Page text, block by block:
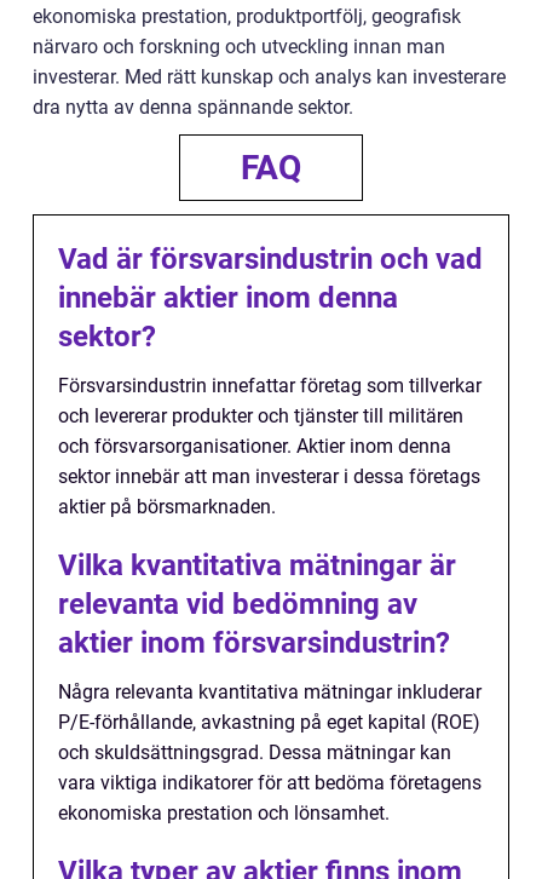
ekonomiska prestation, produktportfölj, geografisk
närvaro och forskning och utveckling innan man
investerar. Med rätt kunskap och analys kan investerare
dra nytta av denna spännande sektor.
FAQ
Vad är försvarsindustrin och vad
innebär aktier inom denna
sektor?
Försvarsindustrin innefattar företag som tillverkar
och levererar produkter och tjänster till militären
och försvarsorganisationer. Aktier inom denna
sektor innebär att man investerar i dessa företags
aktier på börsmarknaden.
Vilka kvantitativa mätningar är
relevanta vid bedömning av
aktier inom försvarsindustrin?
Några relevanta kvantitativa mätningar inkluderar
P/E-förhållande, avkastning på eget kapital (ROE)
och skuldsättningsgrad. Dessa mätningar kan
vara viktiga indikatorer för att bedöma företagens
ekonomiska prestation och lönsamhet.
Vilka typer av aktier finns inom